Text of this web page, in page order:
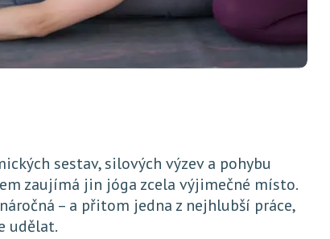
sestav, silových výzev a pohybu
zaujímá jin jóga zcela výjimečné místo.
– a přitom jedna z nejhlubší práce,
udělat.